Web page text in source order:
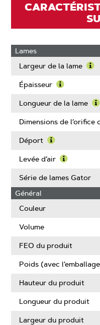
Lames
Largeur de la lame
la
Épaisseur
More
Épaisseur
Longueur de la lame
Dimensions de l’orifice
Déport
More
Déport
Levée d’air
More
About
Série de lames Gator
Général
Couleur
Volume
FEO du produit
Poids (avec
Hauteur du produit
Longueur du produit
Largeur du produit